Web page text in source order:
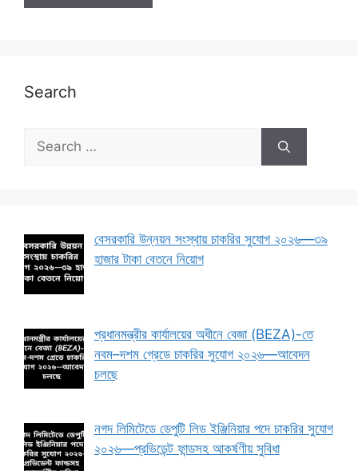
Search
Search
for:
বেসরকারি উন্নয়ন সংস্থায় চাকরির সুযোগ ২০২৬—৩৯
হাজার টাকা বেতনে নিয়োগ
প্রধানমন্ত্রীর কার্যালয়ের অধীনে বেজা (BEZA)-তে
নবম–দশম গ্রেডে চাকরির সুযোগ ২০২৬—আবেদন
চলছে
নগদ লিমিটেডে ডেপুটি লিড ইঞ্জিনিয়ার পদে চাকরির সুযোগ
২০২৬—প্রভিডেন্ট ফান্ডসহ আকর্ষণীয় সুবিধা